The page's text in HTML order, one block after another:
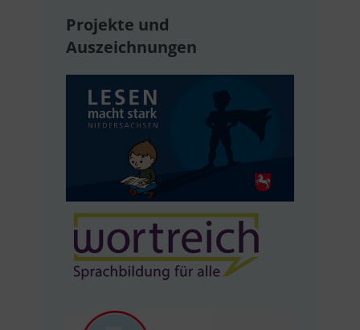
Projekte und
Auszeichnungen